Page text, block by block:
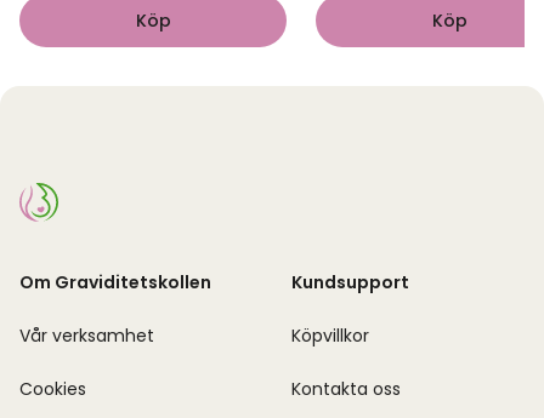
Köp Köp
Om Graviditetskollen
Vår verksamhet
Cookies
Kundsupport
Köpvillkor
Kontakta oss